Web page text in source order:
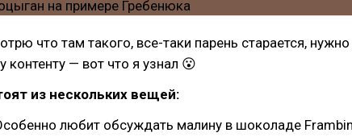
что там такого, все-таки парень старается, нужно
контенту — вот что я узнал 😮
из нескольких вещей:
любит обсуждать малину в шоколаде